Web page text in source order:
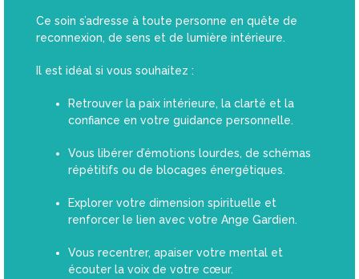
Ce soin s’adresse à toute personne en quête de
reconnexion, de sens et de lumière intérieure.
Il est idéal si vous souhaitez :
Retrouver la paix intérieure, la clarté et la
confiance en votre guidance personnelle.
Vous libérer d’émotions lourdes, de schémas
répétitifs ou de blocages énergétiques.
Explorer votre dimension spirituelle et
renforcer le lien avec votre Ange Gardien.
Vous recentrer, apaiser votre mental et
écouter la voix de votre cœur.